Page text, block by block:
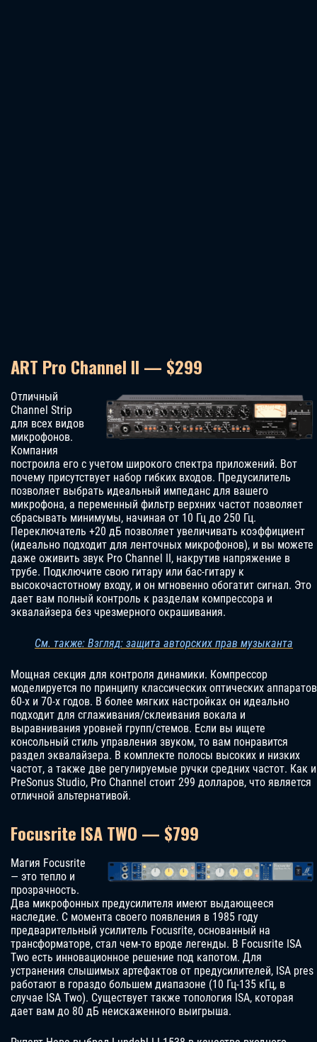
ART Pro Channel II — $299
Отличный
Channel Strip
для всех видов
микрофонов.
Компания
построила его с учетом широкого спектра приложений. Вот
почему присутствует набор гибких входов. Предусилитель
позволяет выбрать идеальный импеданс для вашего
микрофона, а переменный фильтр верхних частот позволяет
сбрасывать минимумы, начиная от 10 Гц до 250 Гц.
Переключатель +20 дБ позволяет увеличивать коэффициент
(идеально подходит для ленточных микрофонов), и вы можете
даже оживить звук Pro Channel II, накрутив напряжение в
трубе. Подключите свою гитару или бас-гитару к
высокочастотному входу, и он мгновенно обогатит сигнал. Это
дает вам полный контроль к разделам компрессора и
эквалайзера без чрезмерного окрашивания.
См. также: Взгляд: защита авторских прав музыканта
Мощная секция для контроля динамики. Компрессор
моделируется по принципу классических оптических аппаратов
60-х и 70-х годов. В более мягких настройках он идеально
подходит для сглаживания/склеивания вокала и
выравнивания уровней групп/стемов. Если вы ищете
консольный стиль управления звуком, то вам понравится
раздел эквалайзера. В комплекте полосы высоких и низких
частот, а также две регулируемые ручки средних частот. Как и
PreSonus Studio, Pro Channel стоит 299 долларов, что является
отличной альтернативой.
Focusrite ISA TWO — $799
Магия Focusrite
— это тепло и
прозрачность.
Два микрофонных предусилителя имеют выдающееся
наследие. С момента своего появления в 1985 году
предварительный усилитель Focusrite, основанный на
трансформаторе, стал чем-то вроде легенды. В Focusrite ISA
Two есть инновационное решение под капотом. Для
устранения слышимых артефактов от предусилителей, ISA pres
работают в гораздо большем диапазоне (10 Гц-135 кГц, в
случае ISA Two). Существует также топология ISA, которая
дает вам до 80 дБ неискаженного выигрыша.